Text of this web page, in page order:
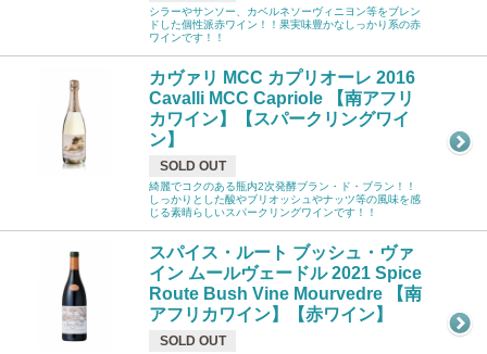
シラーやサンソー、カベルネソーヴィニヨン等をブレン
ドした個性派赤ワイン！！果実味豊かなしっかり系の赤
ワインです！！
カヴァリ MCC カプリオーレ 2016
Cavalli MCC Capriole 【南アフリ
カワイン】【スパークリングワイ
ン】
SOLD OUT
綺麗でコクのある瓶内2次発酵ブラン・ド・ブラン！！
しっかりとした酸やブリオッシュやナッツ等の風味を感
じる素晴らしいスパークリングワインです！！
スパイス・ルート ブッシュ・ヴァ
イン ムールヴェードル 2021 Spice
Route Bush Vine Mourvedre 【南
アフリカワイン】【赤ワイン】
SOLD OUT